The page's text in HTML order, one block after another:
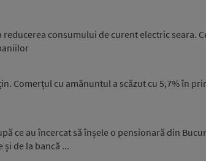
consumului de curent electric seara.
Comerțul cu amănuntul a scăzut cu 5,7% în
ce au încercat să înșele o pensionară din
de la bancă ...